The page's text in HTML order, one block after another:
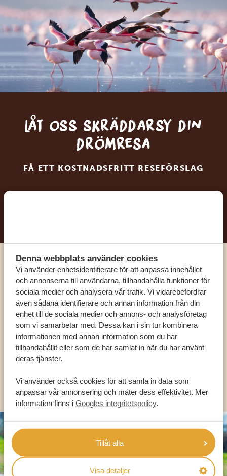
Denna webbplats använder cookies
Vi använder enhetsidentifierare för att anpassa innehållet
och annonserna till användarna, tillhandahålla funktioner för
sociala medier och analysera vår trafik. Vi vidarebefordrar
även sådana identifierare och annan information från din
enhet till de sociala medier och annons- och analysföretag
som vi samarbetar med. Dessa kan i sin tur kombinera
informationen med annan information som du har
tillhandahållit eller som de har samlat in när du har använt
deras tjänster.
Vi använder också cookies för att samla in data som
anpassar vår annonsering och mäter dess effektivitet. Mer
information finns i Googles integritetspolicy.
Tillåt alla
Visa detaljer
Låt oss skräddarsy din
drömresa
FÅ ETT KOSTNADSFRITT RESEFÖRSLAG
Ring en av våra experter
VÅRA SPECIALISTER FINNS HÄR FÖR ATT
HJÄLPA DIG
SV:+31 174 788 101
OLIKA LÄNDER